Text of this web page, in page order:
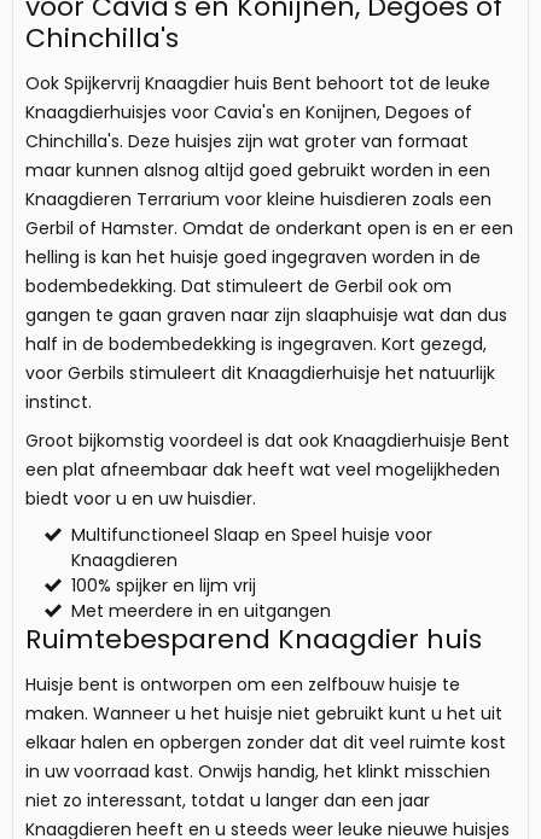
Chinchilla's
Ook Spijkervrij Knaagdier huis Bent behoort tot de leuke
Knaagdierhuisjes voor Cavia's en Konijnen, Degoes of
Chinchilla's. Deze huisjes zijn wat groter van formaat
maar kunnen alsnog altijd goed gebruikt worden in een
Knaagdieren Terrarium voor kleine huisdieren zoals een
Gerbil of Hamster. Omdat de onderkant open is en er een
helling is kan het huisje goed ingegraven worden in de
bodembedekking. Dat stimuleert de Gerbil ook om
gangen te gaan graven naar zijn slaaphuisje wat dan dus
half in de bodembedekking is ingegraven. Kort gezegd,
voor Gerbils stimuleert dit Knaagdierhuisje het natuurlijk
instinct.
Groot bijkomstig voordeel is dat ook Knaagdierhuisje Bent
een plat afneembaar dak heeft wat veel mogelijkheden
biedt voor u en uw huisdier.
Multifunctioneel Slaap en Speel huisje voor
Knaagdieren
100% spijker en lijm vrij
Met meerdere in en uitgangen
Ruimtebesparend Knaagdier huis
Huisje bent is ontworpen om een zelfbouw huisje te
maken. Wanneer u het huisje niet gebruikt kunt u het uit
elkaar halen en opbergen zonder dat dit veel ruimte kost
in uw voorraad kast. Onwijs handig, het klinkt misschien
niet zo interessant, totdat u langer dan een jaar
Knaagdieren heeft en u steeds weer leuke nieuwe huisjes